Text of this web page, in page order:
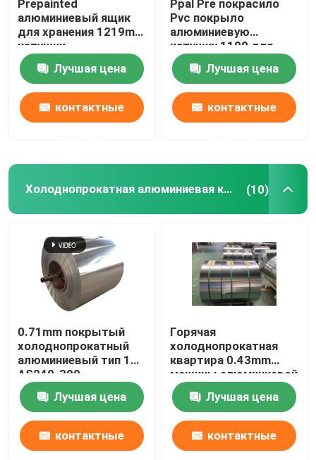
Prepainted
алюминиевый ящик
для хранения 1219mm
катушки
холоднокатаной
стали цинка крена
катушки
Лучшая цена
контактные
Ppal Pre покрасило
Pvc покрыло
алюминиевую
катушку 1100 для
Ziplock пластикового
Mylar кладет 300mm в
мешки 405mm 505mm
Лучшая цена
контактные
Холоднопрокатная алюминиевая катушка (10)
0.71mm покрытый
холоднопрокатный
алюминиевый тип 1
AS240-300
спирального изгиба
ASTM A463 катушки и
прокладки
Лучшая цена
контактные
Горячая
холоднопрокатная
квартира 0.43mm
машины алюминиевой
сточной канавы
катушки алюминиевая
делая ZN AL G550
Лучшая цена
контактные